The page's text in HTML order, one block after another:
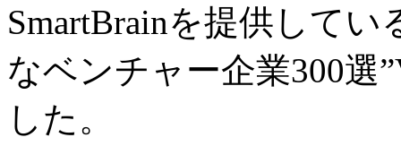
SmartBrainを提供して
なベンチャー企業300選
した。